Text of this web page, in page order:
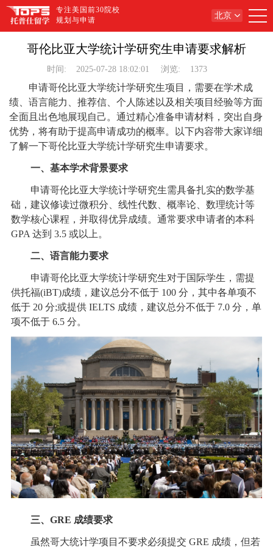
专注美国前30院校
规划与申请
北京
哥伦比亚大学统计学研究生申请要求解析
时间: 2025-07-28 18:02:01 浏览: 1373
申请哥伦比亚大学统计学研究生项目，需要在学术成
绩、语言能力、推荐信、个人陈述以及相关项目经验等方面
全面且出色地展现自己。通过精心准备申请材料，突出自身
优势，将有助于提高申请成功的概率。以下内容带大家详细
了解一下哥伦比亚大学统计学研究生申请要求。
一、基本学术背景要求
申请哥伦比亚大学统计学研究生需具备扎实的数学基
础，建议修读过微积分、线性代数、概率论、数理统计等
数学核心课程，并取得优异成绩。通常要求申请者的本科
GPA 达到 3.5 或以上。
二、语言能力要求
申请哥伦比亚大学统计学研究生对于国际学生，需提
供托福(iBT)成绩，建议总分不低于 100 分，其中各单项不
低于 20 分;或提供 IELTS 成绩，建议总分不低于 7.0 分，单
项不低于 6.5 分。
三、GRE 成绩要求
虽然哥大统计学项目不要求必须提交 GRE 成绩，但若